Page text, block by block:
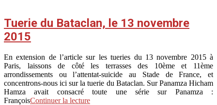
Tuerie du Bataclan, le 13 novembre
2015
2024-
02-
06
En extension de l’article sur les tueries du 13 novembre 2015 à
Paris, laissons de côté les terrasses des 10ème et 11ème
arrondissements ou l’attentat-suicide au Stade de France, et
concentrons-nous ici sur la tuerie du Bataclan. Sur Panamza Hicham
Hamza avait consacré toute une série sur Panamza :
FrançoisContinuer la lecture